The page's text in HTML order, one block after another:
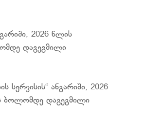
2026 წლის
დაგეგმილი
სერვისის“ ანგარიში, 2026
ბოლომდე დაგეგმილი